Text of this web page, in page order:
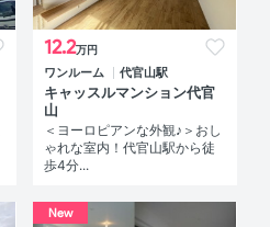
12.2万円
ワンルーム 代官山駅
キャッスルマンション代官
山
＜ヨーロピアンな外観♪＞おし
ゃれな室内！代官山駅から徒
歩4分...
New